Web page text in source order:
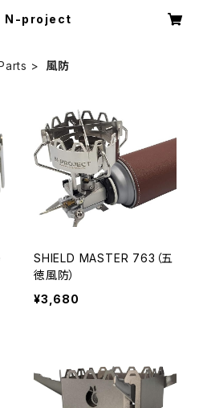
N-project
風防
SHIELD MASTER 763（五
徳風防）
¥3,680